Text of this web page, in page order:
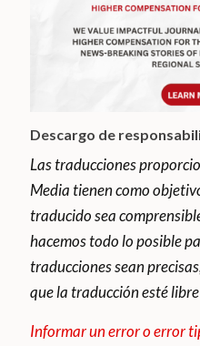
Descargo de
Las traducciones
Media tienen como
traducido sea
hacemos todo lo posible
traducciones sean
que la traducción esté
Informar un error o error